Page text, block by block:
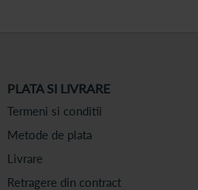
PLATA SI LIVRARE
Termeni si conditii
Metode de plata
Livrare
Retragere din contract